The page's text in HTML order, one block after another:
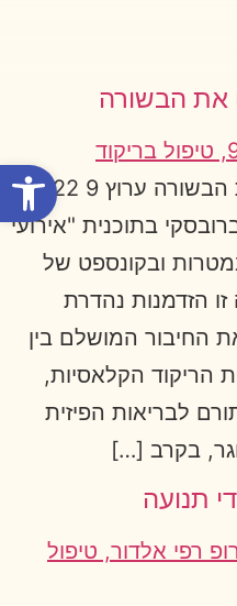
את הבשורה
טיפול בריקוד – מפיצים את הבשורה ערוץ 9 2022
בתוכנית "אירועי
ובקונספט של
הזדמנות נהדרת
החיבור המושלם בין
הריקוד הקלאסיות,
לבריאות הפיזית
בקרב […]
תנועה
פתח